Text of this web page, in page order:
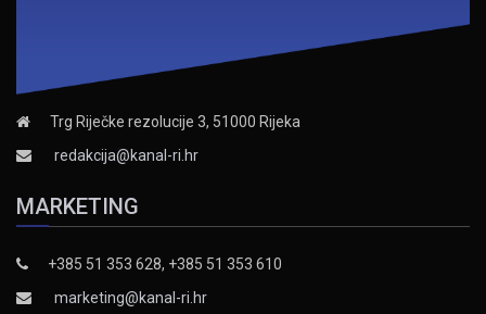
Trg Riječke rezolucije 3, 51000 Rijeka
redakcija@kanal-ri.hr
MARKETING
+385 51 353 628, +385 51 353 610
marketing@kanal-ri.hr